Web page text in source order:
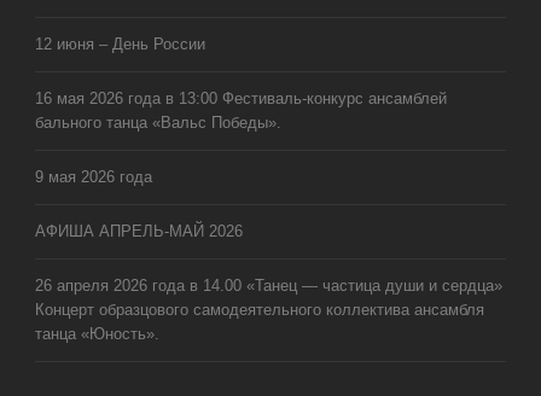
12 июня – День России
16 мая 2026 года в 13:00 Фестиваль-конкурс ансамблей
бального танца «Вальс Победы».
9 мая 2026 года
АФИША АПРЕЛЬ-МАЙ 2026
26 апреля 2026 года в 14.00 «Танец — частица души и сердца»
Концерт образцового самодеятельного коллектива ансамбля
танца «Юность».